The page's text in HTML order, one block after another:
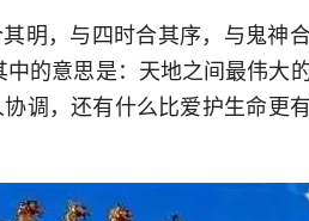
明，与四时合其序，与鬼神合
的意思是：天地之间最伟大
调，还有什么比爱护生命更